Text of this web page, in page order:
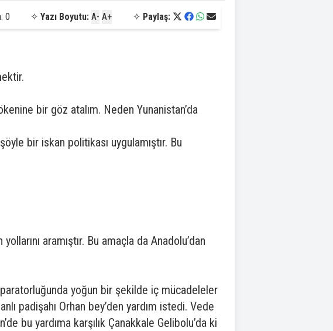
: 0 ✧Yazı Boyutu: A- A+ ✧ Paylaş:
bir göz atalım. Neden Yunanistan’da
bir iskan politikası uygulamıştır. Bu
aramıştır. Bu amaçla da Anadolu’dan
yoğun bir şekilde iç mücadeleler
padişahı Orhan bey’den yardım istedi. Vede
bu yardıma karşılık Çanakkale Gelibolu’da ki